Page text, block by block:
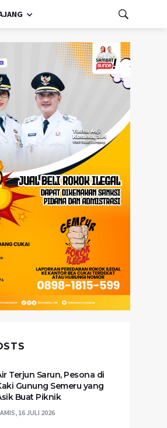
Terjun Sarun, Pesona di
Gunung Semeru yang
Buat Piknik
16 JULI 2026